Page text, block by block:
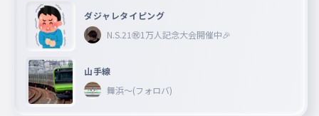
ダジャレタイピング
N.S.21㊗︎1万人記念大会開催中🎉
山手線
舞浜〜(フォロバ)